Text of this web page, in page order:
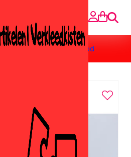
Search
»Hotwheel Tarmac rood